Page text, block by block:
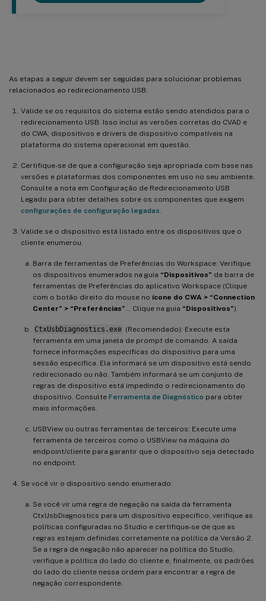
As etapas a seguir devem ser seguidas para solucionar problemas
relacionados ao redirecionamento USB:
Valide se os requisitos do sistema estão sendo atendidos para o
redirecionamento USB. Isso inclui as versões corretas do CVAD e
do CWA, dispositivos e drivers de dispositivo compatíveis na
plataforma do sistema operacional em questão.
Certifique-se de que a configuração seja apropriada com base nas
versões e plataformas dos componentes em uso no seu ambiente.
Consulte a nota em Configuração de Redirecionamento USB
Legado para obter detalhes sobre os componentes que exigem
configurações de configuração legadas
Valide se o dispositivo está listado entre os dispositivos que o
cliente enumerou.
Barra de ferramentas de Preferências do Workspace: Verifique
os dispositivos enumerados na guia “Dispositivos” da barra de
ferramentas de Preferências do aplicativo Workspace (Clique
com o botão direito do mouse no ícone do CWA > “Connection
Center” > “Preferências” … Clique na guia “Dispositivos”).
CtxUsbDiagnostics.exe (Recomendado): Execute esta
ferramenta em uma janela de prompt de comando. A saída
fornece informações específicas do dispositivo para uma
sessão específica. Ela informará se um dispositivo está sendo
redirecionado ou não. Também informará se um conjunto de
regras de dispositivo está impedindo o redirecionamento do
dispositivo. Consulte Ferramenta de Diagnóstico para obter
mais informações.
USBView ou outras ferramentas de terceiros: Execute uma
ferramenta de terceiros como o USBView na máquina do
endpoint/cliente para garantir que o dispositivo seja detectado
no endpoint.
Se você vir o dispositivo sendo enumerado:
Se você vir uma regra de negação na saída da ferramenta
CtxUsbDiagnostics para um dispositivo específico, verifique as
políticas configuradas no Studio e certifique-se de que as
regras estejam definidas corretamente na política da Versão 2.
Se a regra de negação não aparecer na política do Studio,
verifique a política do lado do cliente e, finalmente, os padrões
do lado do cliente nessa ordem para encontrar a regra de
negação correspondente.